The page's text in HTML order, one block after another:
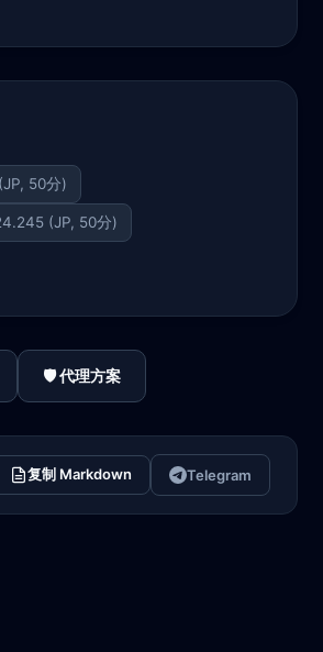
50分)
(JP, 50分)
🛡️ 代理方案
复制 Markdown Telegram